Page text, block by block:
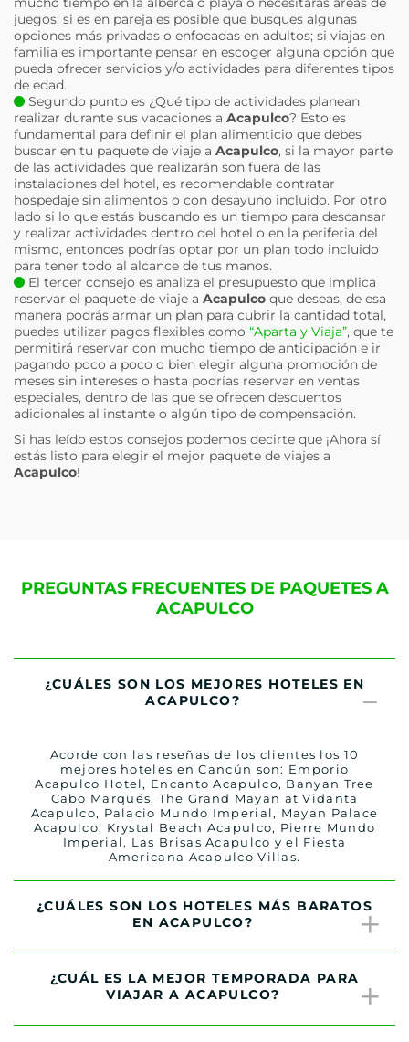
juegos; si es en pareja es posible que busques algunas
opciones más privadas o enfocadas en adultos; si viajas en
familia es importante pensar en escoger alguna opción que
pueda ofrecer servicios y/o actividades para diferentes tipos
de edad.
Segundo punto es ¿Qué tipo de actividades planean
realizar durante sus vacaciones a Acapulco? Esto es
fundamental para definir el plan alimenticio que debes
buscar en tu paquete de viaje a Acapulco, si la mayor parte
de las actividades que realizarán son fuera de las
instalaciones del hotel, es recomendable contratar
hospedaje sin alimentos o con desayuno incluido. Por otro
lado si lo que estás buscando es un tiempo para descansar
y realizar actividades dentro del hotel o en la periferia del
mismo, entonces podrías optar por un plan todo incluido
para tener todo al alcance de tus manos.
El tercer consejo es analiza el presupuesto que implica
reservar el paquete de viaje a Acapulco que deseas, de esa
manera podrás armar un plan para cubrir la cantidad total,
puedes utilizar pagos flexibles como “Aparta y Viaja”, que te
permitirá reservar con mucho tiempo de anticipación e ir
pagando poco a poco o bien elegir alguna promoción de
meses sin intereses o hasta podrías reservar en ventas
especiales, dentro de las que se ofrecen descuentos
adicionales al instante o algún tipo de compensación.
Si has leído estos consejos podemos decirte que ¡Ahora sí
estás listo para elegir el mejor paquete de viajes a
Acapulco!
PREGUNTAS FRECUENTES DE PAQUETES A
ACAPULCO
¿CUÁLES SON LOS MEJORES HOTELES EN
ACAPULCO?
Acorde con las reseñas de los clientes los 10
mejores hoteles en Cancún son: Emporio
Acapulco Hotel, Encanto Acapulco, Banyan Tree
Cabo Marqués, The Grand Mayan at Vidanta
Acapulco, Palacio Mundo Imperial, Mayan Palace
Acapulco, Krystal Beach Acapulco, Pierre Mundo
Imperial, Las Brisas Acapulco y el Fiesta
Americana Acapulco Villas.
¿CUÁLES SON LOS HOTELES MÁS BARATOS
EN ACAPULCO?
¿CUÁL ES LA MEJOR TEMPORADA PARA
VIAJAR A ACAPULCO?